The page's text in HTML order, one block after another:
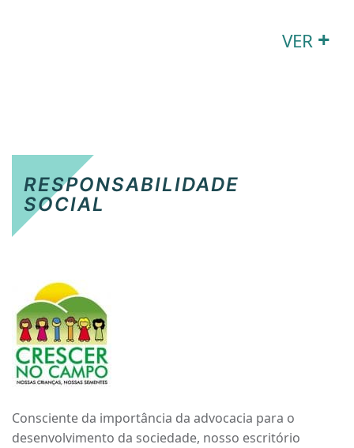
VER +
RESPONSABILIDADE
SOCIAL
Consciente da importância da advocacia para o
desenvolvimento da sociedade, nosso escritório